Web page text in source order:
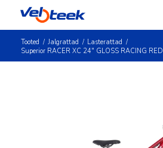
Tooted / Jalgrattad / Lasterattad /
Superior RACER XC 24″ GLOSS RACING RED